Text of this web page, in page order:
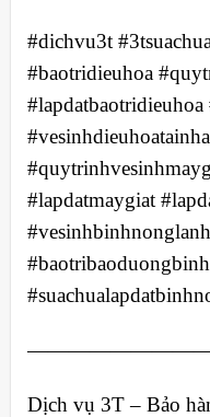
#dichvu3t
#baotridieuhoa
#lapdatmaygiat
Dịch vụ 3T – Bảo